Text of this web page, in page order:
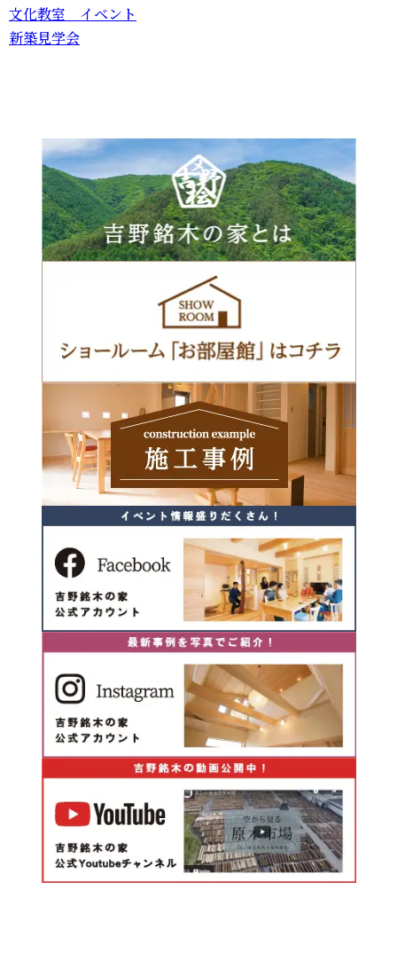
文化教室 イベント
新築見学会